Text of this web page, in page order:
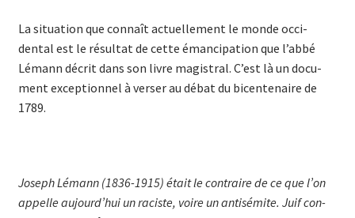
La situation que connaît actuellement le monde occi­
dental est le résultat de cette émancipation que l’abbé
Lémann dé­crit dans son livre magistral. C’est là un docu­
ment excep­tion­nel à verser au débat du bicen­te­naire de
1789.
Joseph Lémann (1836-1915) était le contraire de ce que l’on
ap­pelle aujourd’hui un raciste, voire un anti­­sémite. Juif con­